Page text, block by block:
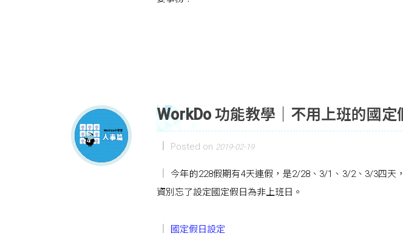
WorkDo 功能教學｜不用上班的國定
Posted on 2019-02-19
今年的228假期有4天連假，是2/28、3/1、3/2、3/3四天
資別忘了設定國定假日為非上班日。
國定假日設定